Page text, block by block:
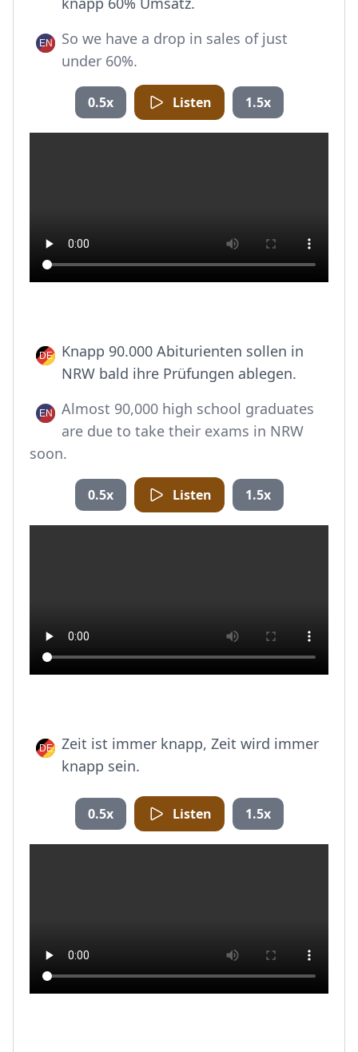
So we have a drop in sales of just
under 60%.
0.5x Listen 1.5x
Knapp 90.000 Abiturienten sollen in
NRW bald ihre Prüfungen ablegen.
Almost 90,000 high school graduates
are due to take their exams in NRW
soon.
0.5x Listen 1.5x
Zeit ist immer knapp, Zeit wird immer
knapp sein.
0.5x Listen 1.5x